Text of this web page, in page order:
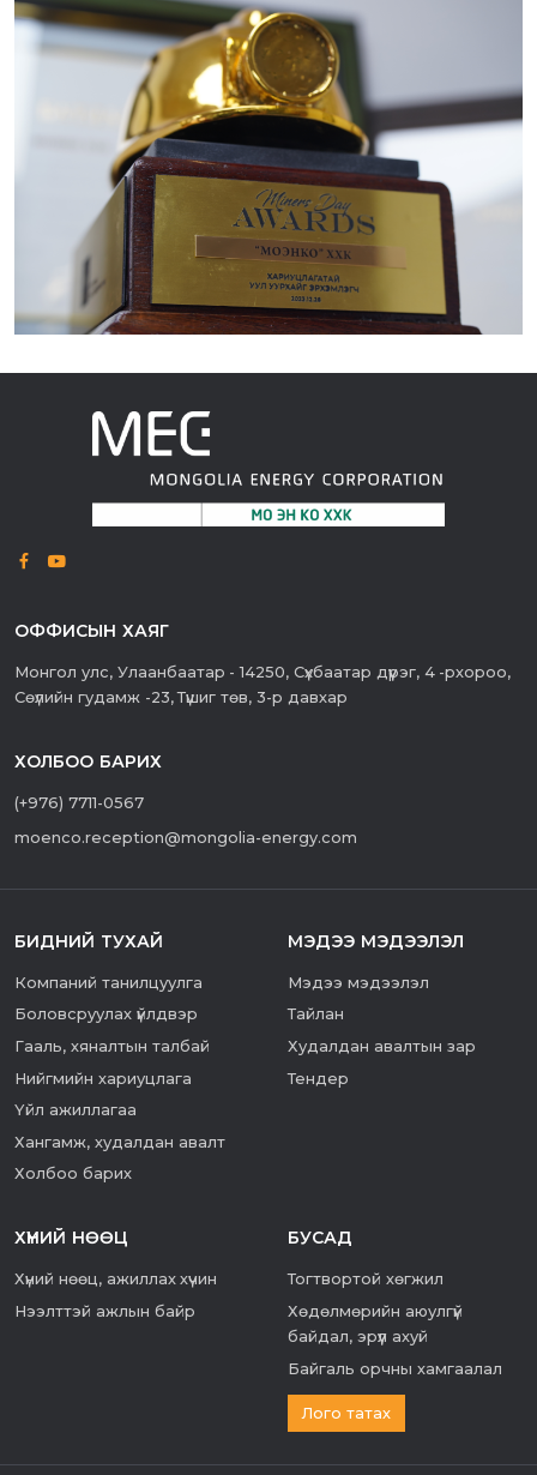
ОФФИСЫН ХАЯГ
Монгол улс, Улаанбаатар - 14250, Сүхбаатар дүүрэг, 4 -рхороо,
Сөүлийн гудамж -23, Түшиг төв, 3-р давхар
ХОЛБОО БАРИХ
(+976) 7711-0567
moenco.reception@mongolia-energy.com
БИДНИЙ ТУХАЙ
Компаний танилцуулга
Боловсруулах үйлдвэр
Гааль, хяналтын талбай
Нийгмийн хариуцлага
Үйл ажиллагаа
Хангамж, худалдан авалт
Холбоо барих
МЭДЭЭ МЭДЭЭЛЭЛ
Мэдээ мэдээлэл
Тайлан
Худалдан авалтын зар
Тендер
ХҮНИЙ НӨӨЦ
Хүний нөөц, ажиллах хүчин
Нээлттэй ажлын байр
БУСАД
Тогтвортой хөгжил
Хөдөлмөрийн аюулгүй
байдал, эрүүл ахуй
Байгаль орчны хамгаалал
Лого татах